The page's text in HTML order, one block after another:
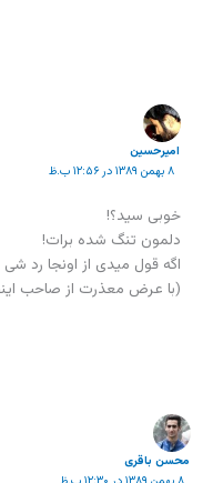
امیرحسین
۸ بهمن ۱۳۸۹ در ۱۲:۵۶ ب.ظ
خوبی سید؟!
دلمون تنگ شده برات!
اگه قول میدی از اونجا رد شی
(با عرض معذرت از صاحب
محسن باقری